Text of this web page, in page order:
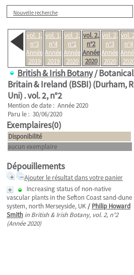
Nouvelle recherche
vol. 1,
n°3
Année
2019
vol. 1,
n°4
Année
2019
vol. 2,
n°1
Année
2020
vol. 2,
n°2
Année
2020
vol. 2,
n°3
Année
2020
vol.
n°4
British & Irish Botany/
Britain & Ireland (BSBI) (Durham,
Uni) .vol. 2, n°2
Mention de date : Année 2020
Paru le : 30/06/2020
Exemplaires(0)
Disponibilité
aucun exemplaire
Dépouillements
Ajouter le résultat dans votre panier
Increasing status of non-native
vascular plants in the Sefton Coast sand-dune
system, north Merseyside, UK/ Philip Howard
Smith in British & Irish Botany, vol. 2, n°2
(Année 2020)